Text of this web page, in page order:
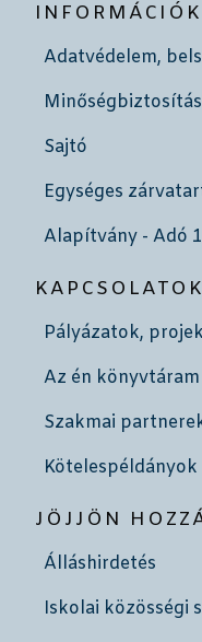
INFORMÁCIÓK
Adatvédelem,
Minőségbiztosítás
Sajtó
Egységes
Alapítvány - Adó
KAPCSOLATOK
Pályázatok,
Az én könyvtáram
Szakmai
Kötelespéldányok
JÖJJÖN
Álláshirdetés
Iskolai közösségi